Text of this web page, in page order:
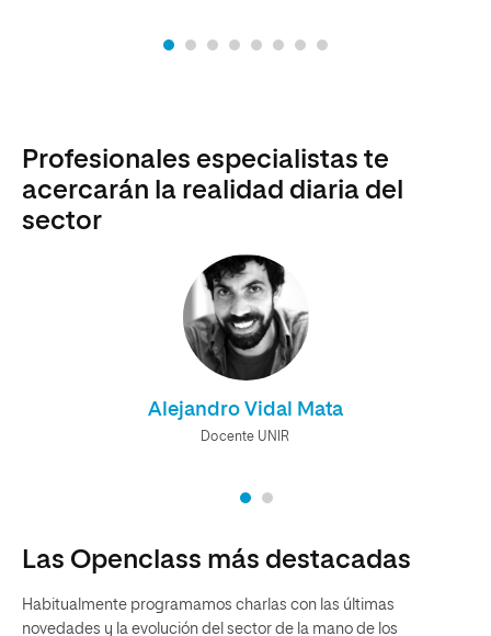
Profesionales especialistas te
acercarán la realidad diaria del
sector
Alejandro Vidal Mata
Docente UNIR
Las Openclass más destacadas
Habitualmente programamos charlas con las últimas
novedades y la evolución del sector de la mano de los